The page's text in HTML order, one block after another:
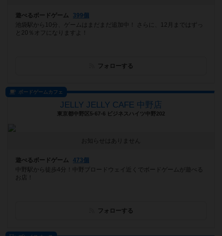
遊べるボードゲーム
399個
池袋駅から10分、ゲームはまだまだ追加中！ さらに、12月まではずっ
と20％オフになりますよ！
フォローする
ボードゲームカフェ
JELLY JELLY CAFE 中野店
東京都中野区5-67-6 ビジネスハイツ中野202
お知らせはありません
遊べるボードゲーム
473個
中野駅から徒歩4分！中野ブロードウェイ近くでボードゲームが遊べる
お店！
フォローする